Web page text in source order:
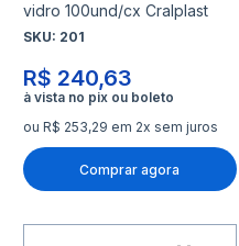
vidro 100und/cx Cralplast
SKU: 201
R$ 240,63
ou R$ 253,29 em 2x sem juros
Comprar agora